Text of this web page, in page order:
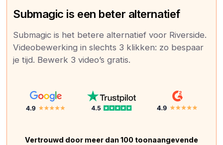
Submagic is een beter alternatief
Submagic is het betere alternatief voor Riverside.
Videobewerking in slechts 3 klikken: zo bespaar
je tijd. Bewerk 3 video’s gratis.
Vertrouwd door meer dan 100 toonaangevende